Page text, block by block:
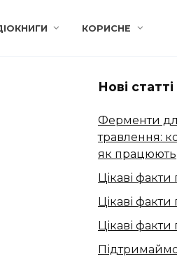
КОРИСНЕ
Нові статті
Ферменти
травлення:
як працюють
Цікаві
Цікаві
Цікаві факти